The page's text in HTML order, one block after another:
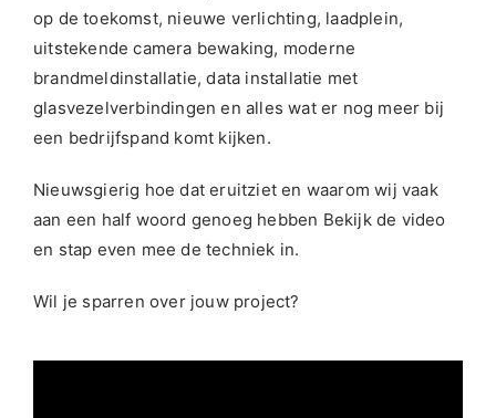
op de toekomst, nieuwe verlichting, laadplein,
uitstekende camera bewaking, moderne
brandmeldinstallatie, data installatie met
glasvezelverbindingen en alles wat er nog meer bij
een bedrijfspand komt kijken.
Nieuwsgierig hoe dat eruitziet en waarom wij vaak
aan een half woord genoeg hebben Bekijk de video
en stap even mee de techniek in.
Wil je sparren over jouw project?